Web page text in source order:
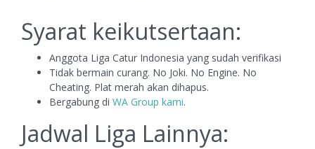
Syarat keikutsertaan:
Anggota Liga Catur Indonesia yang sudah verifikasi
Tidak bermain curang. No Joki. No Engine. No
Cheating. Plat merah akan dihapus.
Bergabung di WA Group kami.
Jadwal Liga Lainnya: